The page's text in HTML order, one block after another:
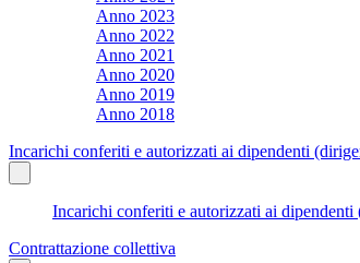
Anno 2023
Anno 2022
Anno 2021
Anno 2020
Anno 2019
Anno 2018
Incarichi conferiti e autorizzati ai dipendenti
Incarichi conferiti e autorizzati ai
Contrattazione collettiva